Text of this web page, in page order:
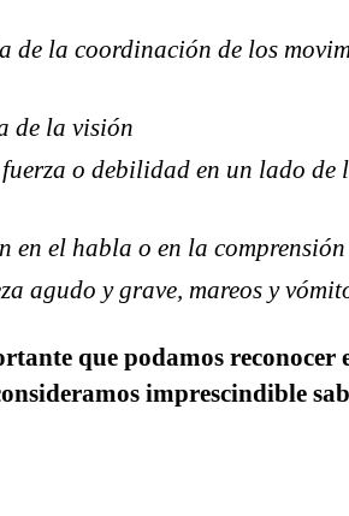
de la coordinación de los
de la visión
o debilidad en un lado de
en el habla o en la comprensión
agudo y grave, mareos y
que podamos reconocer
imprescindible